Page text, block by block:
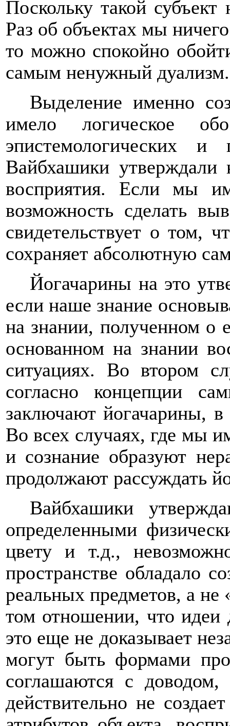
Поскольку такой субъект
Раз об объектах мы
то можно спокойно
самым ненужный дуализм.
Выделение именно
имело логическое
эпистемологических и
Вайбхашики утверждали
восприятия. Если мы
возможность сделать
свидетельствует о том,
сохраняет абсолютную
Йогачарины на это
если наше знание
на знании, полученном о
основанном на знании
ситуациях. Во втором
согласно концепции
заключают йогачарины,
Во всех случаях, где мы
и сознание образуют
продолжают рассуждать
Вайбхашики
определенными
цвету и т.д.,
пространстве обладало
реальных предметов, а не
том отношении, что идеи
это еще не доказывает
могут быть формами
соглашаются с
действительно не